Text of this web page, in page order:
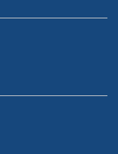
Alquran: Tafsir
:
Qur’an Jlid 5.